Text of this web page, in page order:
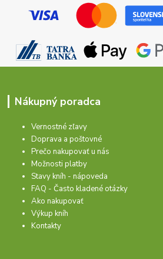
Nákupný poradca
Vernostné zľavy
Doprava a poštovné
Prečo nakupovať u nás
Možnosti platby
Stavy kníh - nápoveda
FAQ - Často kladené otázky
Ako nakupovať
Výkup kníh
Kontakty